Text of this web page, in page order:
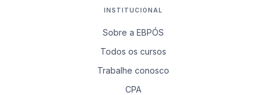
INSTITUCIONAL
Sobre a EBPÓS
Todos os cursos
Trabalhe conosco
CPA